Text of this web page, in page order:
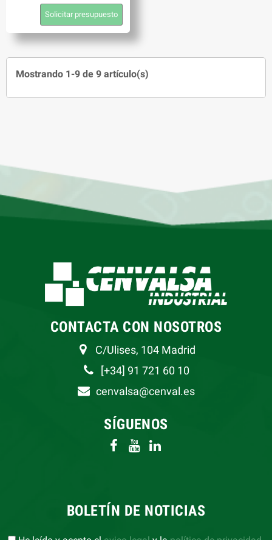
Solicitar presupuesto
Mostrando 1-9 de 9 artículo(s)
CONTACTA CON NOSOTROS
C/Ulises, 104 Madrid
[+34] 91 721 60 10
cenvalsa@cenval.es
SÍGUENOS
BOLETÍN DE NOTICIAS